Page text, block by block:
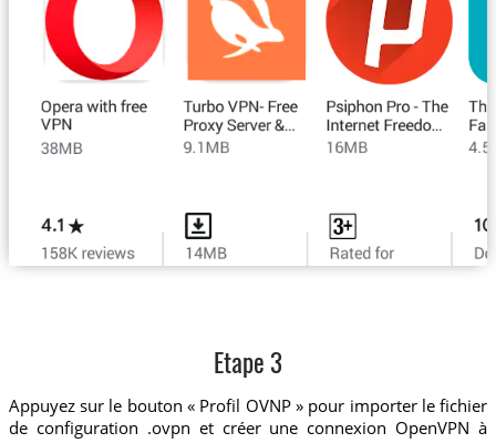
Etape 3
Appuyez sur le bouton « Profil OVNP » pour importer le fichier
de configuration .ovpn et créer une connexion OpenVPN à